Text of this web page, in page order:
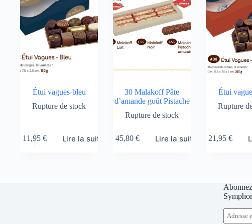
Étui vagues-bleu
Rupture de stock
11,95 € Lire la suite
30 Malakoff Pâte
d’amande goût Pistache
Rupture de stock
45,80 € Lire la suite
Étui
Rupture
21,95 €